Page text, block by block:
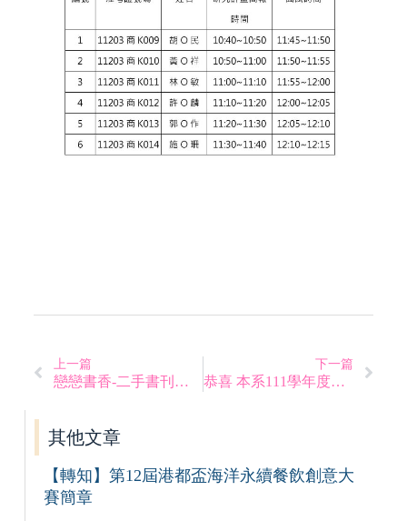
上一篇
戀戀書香-二手書刊市集
下一篇
恭喜 本系111學年度畢業系友謝東俊學長 榮獲全國模範勞工楷模
其他文章
【轉知】第12屆港都盃海洋永續餐飲創意大
賽簡章